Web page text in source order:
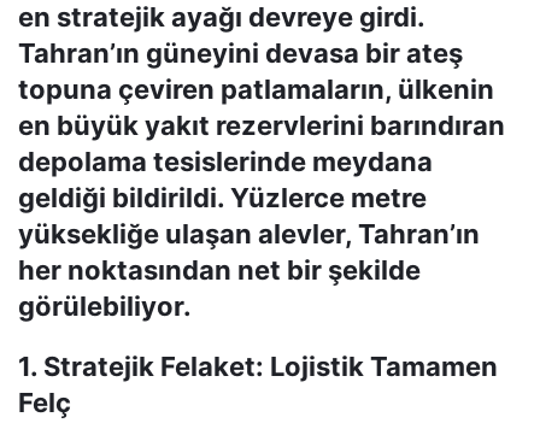
en stratejik ayağı devreye girdi.
Tahran’ın güneyini devasa bir ateş
topuna çeviren patlamaların, ülkenin
en büyük yakıt rezervlerini barındıran
depolama tesislerinde meydana
geldiği bildirildi. Yüzlerce metre
yüksekliğe ulaşan alevler, Tahran’ın
her noktasından net bir şekilde
görülebiliyor.
1. Stratejik Felaket: Lojistik Tamamen
Felç